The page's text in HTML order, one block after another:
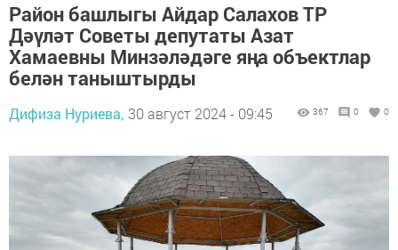
Район башлыгы Айдар Салахов ТР
Дәүләт Советы депутаты Азат
Хамаевны Минзәләдәге яңа объектлар
белән таныштырды
Дифиза Нуриева, 30 август 2024 - 09:45 367 0 0